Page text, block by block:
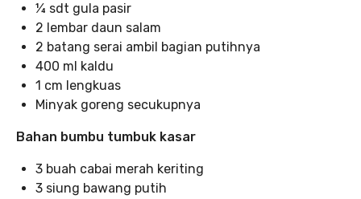
¼ sdt gula pasir
2 lembar daun salam
2 batang serai ambil bagian putihnya
400 ml kaldu
1 cm lengkuas
Minyak goreng secukupnya
Bahan bumbu tumbuk kasar
3 buah cabai merah keriting
3 siung bawang putih